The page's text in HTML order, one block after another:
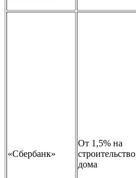
«Сбербанк»
От 1,5% на
строительство
дома